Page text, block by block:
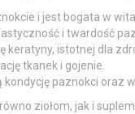
i jest bogata w
i twardość
keratyny, istotnej dla
tkanek i gojenie.
paznokci oraz
ziołom, jak i